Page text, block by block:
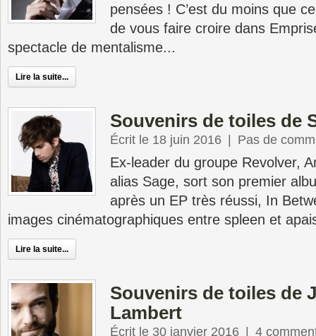
pensées ! C’est du moins que
de vous faire croire dans
spectacle de mentalisme...
Lire la suite...
Souvenirs de toiles de
Écrit le 18 juin 2016 Pas de
Ex-leader du groupe Revolver,
alias Sage, sort son premier
après un EP très réussi, In
images cinématographiques entre spleen et
Lire la suite...
Souvenirs de toiles de
Lambert
Écrit le 30 janvier 2016 4